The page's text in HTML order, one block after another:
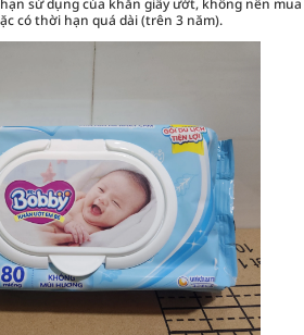
sử dụng của khăn giấy ướt, không nên mua
có thời hạn quá dài (trên 3 năm).